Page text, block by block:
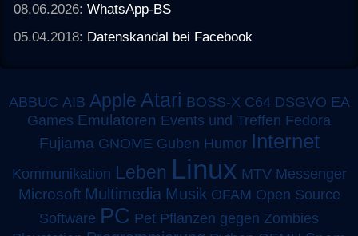
08.06.2026:WhatsApp-BS
05.04.2018: Datenskandal bei Facebook
ABBUC AIB Apple Atari BOSS-X C64 DSGVO EA
Games Emulatoren Events und Treffen Fedora
Fujiama GNOME Guben Humor Internet
Kommunikation Leben Linux MTV Messenger
Microsoft Multimedia Musik OFAM Open Source
Software PC Pet Pflanzen gegen Zombies